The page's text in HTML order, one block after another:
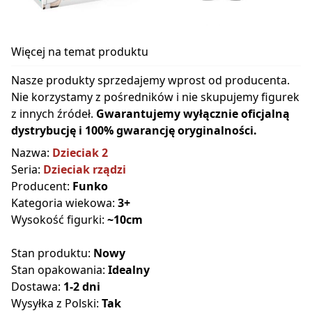
Więcej na temat produktu
Nasze produkty sprzedajemy wprost od producenta.
Nie korzystamy z pośredników i nie skupujemy figurek
z innych źródeł. Gwarantujemy wyłącznie oficjalną
dystrybucję i 100% gwarancję oryginalności.
Nazwa: Dzieciak 2
Seria: Dzieciak rządzi
Producent: Funko
Kategoria wiekowa: 3+
Wysokość figurki: ~10cm
Stan produktu: Nowy
Stan opakowania: Idealny
Dostawa: 1-2 dni
Wysyłka z Polski: Tak